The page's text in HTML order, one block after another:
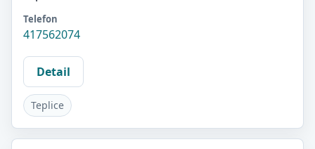
Telefon
417562074
Detail
Teplice